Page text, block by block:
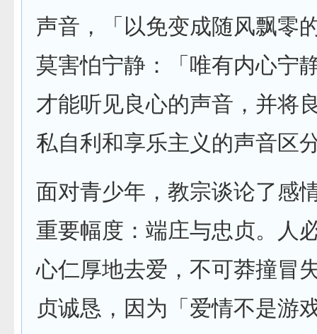
声音，「以免变成随风飘零
莫害怕宁静：「唯有内心宁
才能听见良心的声音，并将
私自利和享乐主义的声音区
面对青少年，教宗谈论了感
重要幅度：端庄与忠贞。人
心仁厚地去爱，不可莽撞冒
贞诚恳，因为「爱情不是游